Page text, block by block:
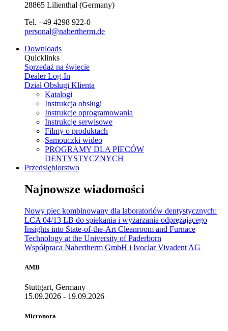
28865 Lilienthal (Germany)
Tel. +49 4298 922-0
personal@nabertherm.de
Downloads
Quicklinks
Sprzedaż na świecie
Dealer Log-In
Dział Obsługi Klienta
Katalogi
Instrukcja obsługi
Instrukcje oprogramowania
Instrukcje serwisowe
Filmy o produktach
Samouczki wideo
PROGRAMY DLA PIECÓW
DENTYSTYCZNYCH
Przedsiębiorstwo
Najnowsze wiadomości
Nowy piec kombinowany dla laboratoriów dentystycznych:
LCA 04/13 LB do spiekania i wyżarzania odprężającego
Insights into State-of-the-Art Cleanroom and Furnace
Technology at the University of Paderborn
Współpraca Nabertherm GmbH i Ivoclar Vivadent AG
AMB
Stuttgart, Germany
15.09.2026 - 19.09.2026
Micronora